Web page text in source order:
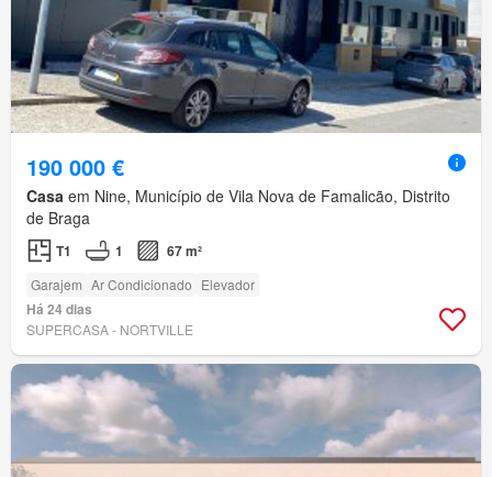
190 000 €
Casa em Nine, Município de Vila Nova de Famalicão, Distrito
de Braga
T1 1 67 m²
Garajem Ar Condicionado Elevador
Há 24 dias
SUPERCASA - NORTVILLE